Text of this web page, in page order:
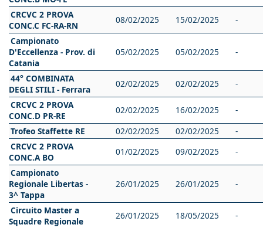
CRCVC 2 PROVA
CONC.C FC-RA-RN
08/02/2025 15/02/2025
-
Campionato
D'Eccellenza - Prov. di
Catania
05/02/2025 05/02/2025 -
44° COMBINATA
DEGLI STILI - Ferrara
02/02/2025 02/02/2025
-
CRCVC 2 PROVA
CONC.D PR-RE
02/02/2025 16/02/2025
-
Trofeo Staffette RE
02/02/2025 02/02/2025
-
CRCVC 2 PROVA
CONC.A BO
01/02/2025 09/02/2025
-
Campionato
Regionale Libertas -
3^ Tappa
26/01/2025 26/01/2025 -
Circuito Master a
Squadre Regionale
26/01/2025 18/05/2025
-